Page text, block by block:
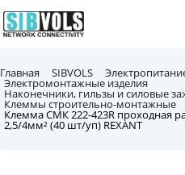
Главная SIBVOLS
Электромонтажные изделия
Наконечники, гильзы и силовые
Клеммы строительно-монтажные
Клемма СМК 222-423R проходная
2,5/4мм² (40 шт/уп) REXANT